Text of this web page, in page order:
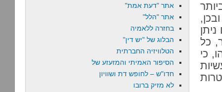
ובכן,
כל
כי
אתר "דעת אמת"
אתר "הלל"
בחזרה ללאמיה
הבלוג של "יש דין"
הטלוויזיה החברתית
הסיפור האמיתי והמזעזע של
חדו"ש – לחופש דת ושוויון
לא מזיק ברובו